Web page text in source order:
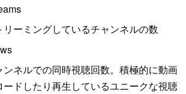
リーミングしているチャンネルの数
ンネルでの同時視聴回数。積極的に動画
ードしたり再生しているユニークな視聴